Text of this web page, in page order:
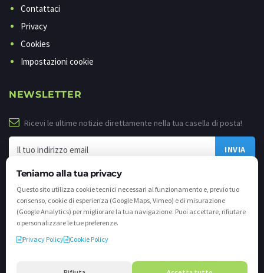
Teniamo alla tua privacy
Questo sito utilizza cookie tecnici necessari al funzionamento e, previo tuo
consenso, cookie di esperienza (Google Maps, Vimeo) e di misurazione
(Google Analytics) per migliorare la tua navigazione. Puoi accettare, rifiutare
o personalizzare le tue preferenze.
Privacy Policy
Cookie Policy
Contattaci
Privacy
Cookies
Impostazioni cookie
NEWSLETTER
Ricevi le ultime notizie direttamente nella tua casella di posta!
Darfo Boario Terme (Bs) P.IVA e C.F. 02539810982 - REA / CCIAA (Bs) n. 458309